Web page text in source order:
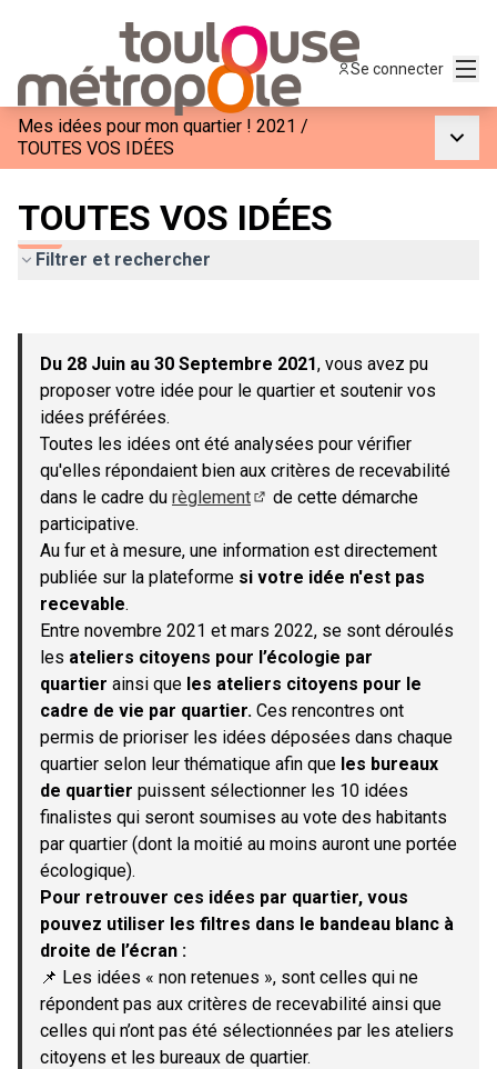
Se connecter
Mes idées pour mon quartier ! 2021 /
TOUTES VOS IDÉES
TOUTES VOS IDÉES
Filtrer et rechercher
−
Du 28 Juin au 30 Septembre 2021, vous avez pu
proposer votre idée pour le quartier et soutenir vos
idées préférées.
Toutes les idées ont été analysées pour vérifier
qu'elles répondaient bien aux critères de recevabilité
dans le cadre du règlement
de cette démarche
participative.
Au fur et à mesure, une information est directement
publiée sur la plateforme si votre idée n'est pas
recevable.
Entre novembre 2021 et mars 2022, se sont déroulés
les ateliers citoyens pour l’écologie par
quartier ainsi que les ateliers citoyens pour le
cadre de vie par quartier. Ces rencontres ont
permis de prioriser les idées déposées dans chaque
quartier selon leur thématique afin que les bureaux
de quartier puissent sélectionner les 10 idées
finalistes qui seront soumises au vote des habitants
par quartier (dont la moitié au moins auront une portée
écologique).
Pour retrouver ces idées par quartier, vous
pouvez utiliser les filtres dans le bandeau blanc à
droite de l’écran :
📌 Les idées « non retenues », sont celles qui ne
répondent pas aux critères de recevabilité ainsi que
celles qui n’ont pas été sélectionnées par les ateliers
citoyens et les bureaux de quartier.